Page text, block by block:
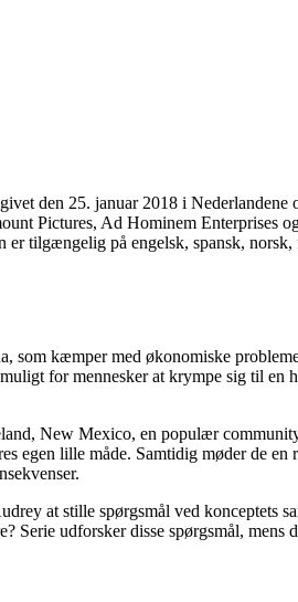
den 25. januar 2018 i
Pictures, Ad Hominem Enterprises
tilgængelig på engelsk, spansk,
kæmper med økonomiske
for mennesker at krympe sig til
New Mexico, en populær
egen lille måde. Samtidig møder de
at stille spørgsmål ved
udforsker disse spørgsmål,